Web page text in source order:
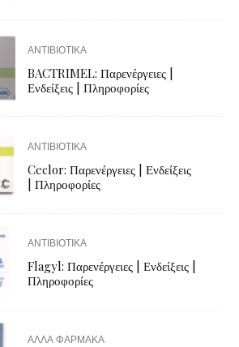
ΑΝΤΙΒΙΟΤΙΚΑ
BACTRIMEL: Παρενέργειες |
Ενδείξεις | Πληροφορίες
ΑΝΤΙΒΙΟΤΙΚΑ
Ceclor: Παρενέργειες | Ενδείξεις
| Πληροφορίες
ΑΝΤΙΒΙΟΤΙΚΑ
Flagyl: Παρενέργειες | Ενδείξεις |
Πληροφορίες
ΑΛΛΑ ΦΑΡΜΑΚΑ